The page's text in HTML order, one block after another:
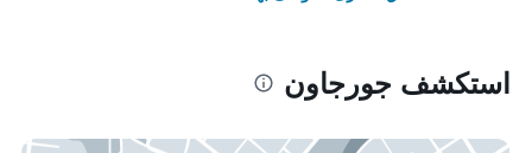
استكشف جورجاون